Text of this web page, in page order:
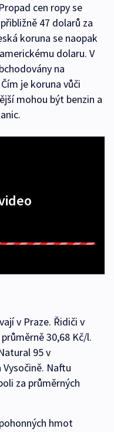
cen ropy se
47 dolarů za
koruna se naopak
dolaru. V
na
je koruna vůči
mohou být benzin a
v Praze. Řidiči v
30,68 Kč/l.
95 v
Naftu
za průměrných
hmot